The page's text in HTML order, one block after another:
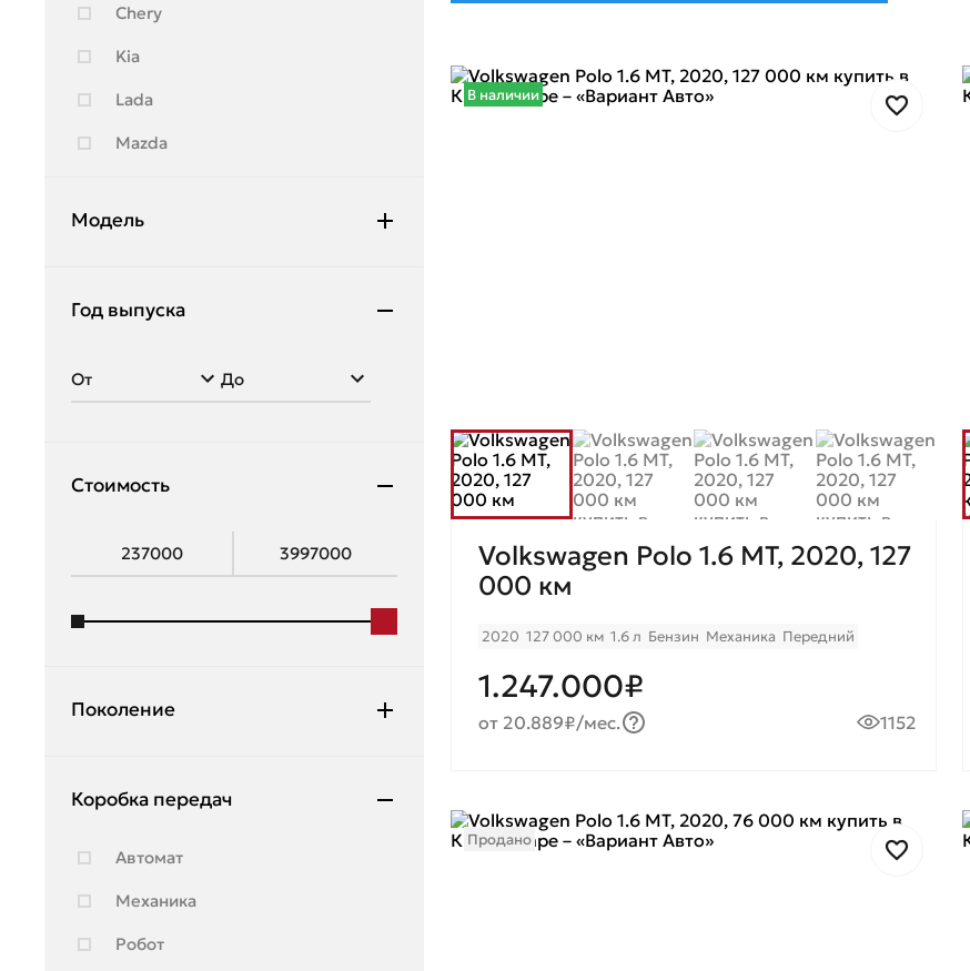
Chery
Kia
Lada
Mazda
Toyota
Модель
Год выпуска
Стоимость
Поколение
Коробка передач
Автомат
Механика
Робот
В наличии
Volkswagen Polo 1.6 MT, 2020, 127
000 км
2020 127 000 км 1.6 л Бензин Механика Передний
1.247.000₽
от 20.889₽/мес. 1152
Продано